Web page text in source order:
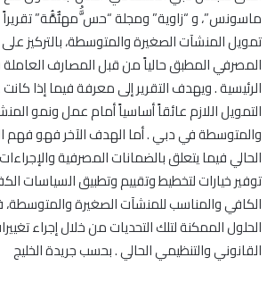
ماسونس”، و “زاوية” ومجلة “حس َُّمهىٌٌمَُّة” تقريراً
تمويل المنشآت الصغيرة والمتوسطة، بالتركيز
المصرفي المطبق حالياً من قبل المصارف
الرئيسية . ويهدف التقرير إلى معرفة فيما إذا
التمويل اللازم عائقاً أساسياً أمام عمل ونمو
والمتوسطة في دبي . أما الهدف الآخر فهو فهم
الحالي فيما يتعلق بالضمانات المصرفية والإجراءات
توفير خيارات لتخطيط وتقييم وتطبيق السياسات
الكافي والمناسب للمنشآت الصغيرة
الحلول الممكنة لتلك التحديات من خلال إجراء
القانوني والتنظيمي الحالي . بحسب جريدة الخليج